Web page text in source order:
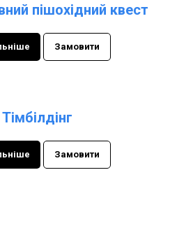
пішохідний квест
Замовити
Тімбілдінг
Замовити